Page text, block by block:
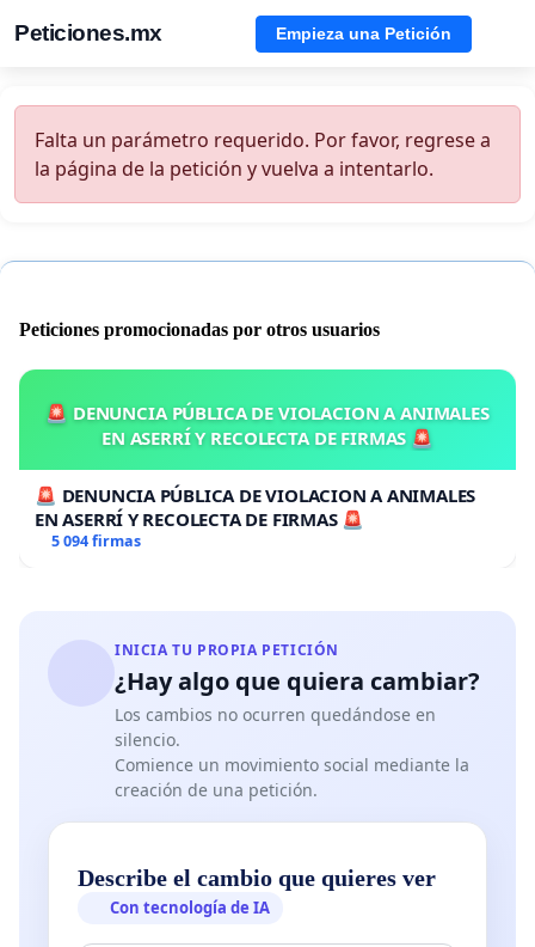
Peticiones.mx Empieza una Petición
Falta un parámetro requerido. Por favor, regrese a
la página de la petición y vuelva a intentarlo.
Peticiones promocionadas por otros usuarios
🚨 DENUNCIA PÚBLICA DE VIOLACION A ANIMALES
EN ASERRÍ Y RECOLECTA DE FIRMAS 🚨
🚨 DENUNCIA PÚBLICA DE VIOLACION A ANIMALES
EN ASERRÍ Y RECOLECTA DE FIRMAS 🚨
5 094 firmas
INICIA TU PROPIA PETICIÓN
¿Hay algo que quiera cambiar?
Los cambios no ocurren quedándose en
silencio.
Comience un movimiento social mediante la
creación de una petición.
Describe el cambio que quieres ver
Con tecnología de IA